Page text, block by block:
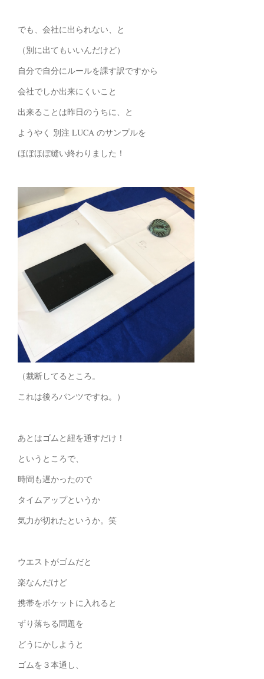
でも、会社に出られない、と
（別に出てもいいんだけど）
自分で自分にルールを課す訳ですから
会社でしか出来にくいこと
出来ることは昨日のうちに、と
ようやく 別注 LUCA のサンプルを
ほぼほぼ縫い終わりました！
（裁断してるところ。
これは後ろパンツですね。）
あとはゴムと紐を通すだけ！
というところで、
時間も遅かったので
タイムアップというか
気力が切れたというか。笑
ウエストがゴムだと
楽なんだけど
携帯をポケットに入れると
ずり落ちる問題を
どうにかしようと
ゴムを３本通し、